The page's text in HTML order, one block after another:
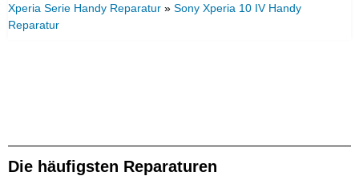
Xperia Serie Handy Reparatur » Sony Xperia 10 IV Handy
Reparatur
Die häufigsten Reparaturen